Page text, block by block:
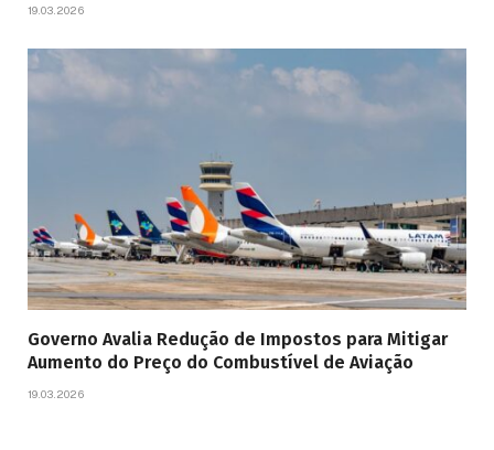
19.03.2026
Governo Avalia Redução de Impostos para Mitigar
Aumento do Preço do Combustível de Aviação
19.03.2026